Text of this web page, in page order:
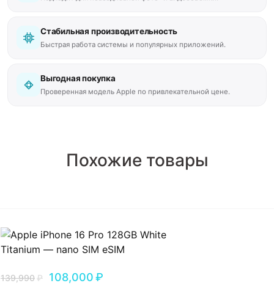
Стабильная производительность
Быстрая работа системы и популярных приложений.
Выгодная покупка
Проверенная модель Apple по привлекательной цене.
Похожие товары
139,990₽ 108,000₽